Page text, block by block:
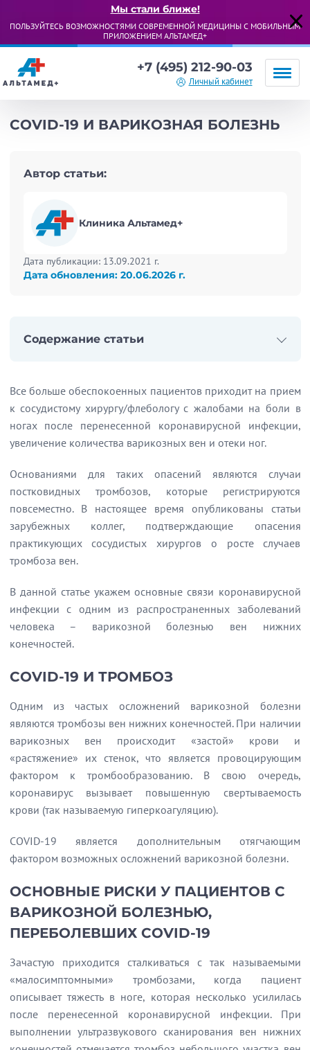
Мы стали ближе!
ПОЛЬЗУЙТЕСЬ ВОЗМОЖНОСТЯМИ СОВРЕМЕННОЙ МЕДИЦИНЫ С МОБИЛЬНЫМ
ПРИЛОЖЕНИЕМ АЛЬТАМЕД+
+7 (495) 212-90-03
Личный кабинет
COVID-19 И ВАРИКОЗНАЯ БОЛЕЗНЬ
Автор статьи:
Клиника Альтамед+
Дата публикации: 13.09.2021 г.
Дата обновления: 20.06.2026 г.
Содержание статьи
Основные риски у пациентов с варикозной болезнью, переболевших COVID-19
Все больше обеспокоенных пациентов приходит на прием
к сосудистому хирургу/флебологу с жалобами на боли в
ногах после перенесенной коронавирусной инфекции,
увеличение количества варикозных вен и отеки ног.
Основаниями для таких опасений являются случаи
постковидных тромбозов, которые регистрируются
повсеместно. В настоящее время опубликованы статьи
зарубежных коллег, подтверждающие опасения
практикующих сосудистых хирургов о росте случаев
тромбоза вен.
В данной статье укажем основные связи коронавирусной
инфекции с одним из распространенных заболеваний
человека – варикозной болезнью вен нижних
конечностей.
COVID-19 И ТРОМБОЗ
Одним из частых осложнений варикозной болезни
являются тромбозы вен нижних конечностей. При наличии
варикозных вен происходит «застой» крови и
«растяжение» их стенок, что является провоцирующим
фактором к тромбообразованию. В свою очередь,
коронавирус вызывает повышенную свертываемость
крови (так называемую гиперкоагуляцию).
COVID-19 является дополнительным отягчающим
фактором возможных осложнений варикозной болезни.
ОСНОВНЫЕ РИСКИ У ПАЦИЕНТОВ С
ВАРИКОЗНОЙ БОЛЕЗНЬЮ,
ПЕРЕБОЛЕВШИХ COVID-19
Зачастую приходится сталкиваться с так называемыми
«малосимптомными» тромбозами, когда пациент
описывает тяжесть в ноге, которая несколько усилилась
после перенесенной коронавирусной инфекции. При
выполнении ультразвукового сканирования вен нижних